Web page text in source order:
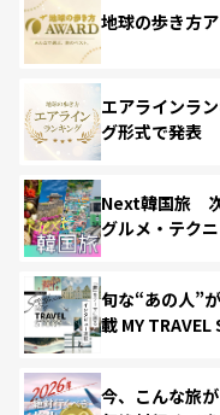
地球の歩き方
エアラインラ
グ形式で発表
Next韓国旅 次
グルメ・テク
旬な“あの人”
載 MY TRAVEL
今、こんな旅